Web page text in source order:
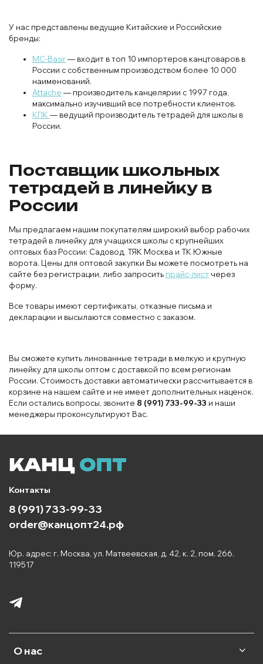
У нас представлены ведущие Китайские и Российские
бренды:
MC-Basir— входит в топ 10 импортеров канцтоваров в
России с собственным производством более 10 000
наименований.
Attache — производитель канцелярии с 1997 года,
максимально изучивший все потребности клиентов.
КПК — ведущий производитель тетрадей для школы в
России.
Поставщик школьных
тетрадей в линейку в
России
Мы предлагаем нашим покупателям широкий выбор рабочих
тетрадей в линейку для учащихся школы с крупнейших
оптовых баз России: Садовод, ТЯК Москва и ТК Южные
ворота. Цены для оптовой закупки Вы можете посмотреть на
сайте без регистрации, либо запросить прайс-лист через
форму.
Все товары имеют сертификаты, отказные письма и
декларации и высылаются совместно с заказом.
Вы сможете купить линованные тетради в мелкую и крупную
линейку для школы оптом с доставкой по всем регионам
России. Стоимость доставки автоматически рассчитывается в
корзине на нашем сайте и не имеет дополнительных наценок.
Если остались вопросы, звоните 8 (991) 733-99-33 и наши
менеджеры проконсультируют Вас.
О нас
Контакты
8 (991) 733-99-33
order@канцопт24.рф
Юр. адрес: г. Москва, ул. Матвеевская, д. 42, к. 2, пом. 266.
119517